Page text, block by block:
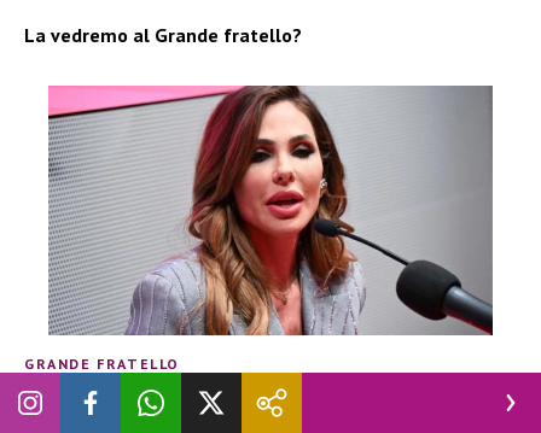
La vedremo al Grande fratello?
GRANDE FRATELLO
Grande Fratello Vip, il